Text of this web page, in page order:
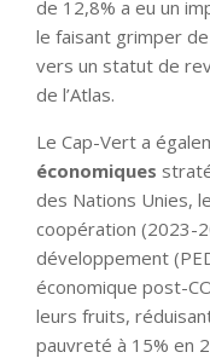
de 12,8% a eu un
le faisant grimper
vers un statut de
de l’Atlas.
Le Cap-Vert a
économiques
des Nations Unies,
coopération (2023-
développement
économique post-
leurs fruits,
pauvreté à 15% en